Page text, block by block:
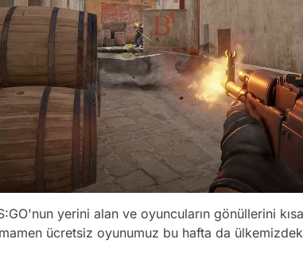
yerini alan ve oyuncuların gönüllerini
ücretsiz oyunumuz bu hafta da